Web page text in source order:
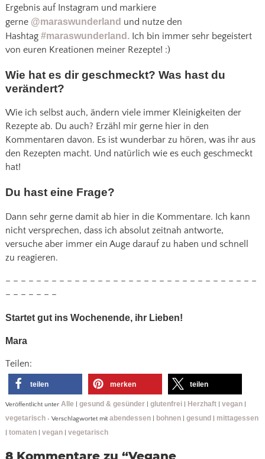
Ergebnis auf Instagram und markiere
gerne @maraswunderland und nutze den
Hashtag #maraswunderland.Ich bin immer sehr begeistert
von euren Kreationen meiner Rezepte! :)
Wie hat es dir geschmeckt? Was hast du
verändert?
Wie ich selbst auch, ändern viele immer Kleinigkeiten der
Rezepte ab. Du auch? Erzähl mir gerne hier in den
Kommentaren davon. Es ist wunderbar zu hören, was ihr aus
den Rezepten macht. Und natürlich wie es euch geschmeckt
hat!
Du hast eine Frage?
Dann sehr gerne damit ab hier in die Kommentare. Ich kann
nicht versprechen, dass ich absolut zeitnah antworte,
versuche aber immer ein Auge darauf zu haben und schnell
zu reagieren.
– – – – – – – – – – – – – – – – – – – – – – – – – – – – – – – – –
– – – – – – –
Startet gut ins Wochenende, ihr Lieben!
Mara
Teilen:
teilen merken teilen
Veröffentlicht unter Alle gesund & gesünder| glutenfrei| Herzhaft| vegan|
vegetarisch• Verschlagwortet mit abendessen| bohnen| gesund mittagessen
tomaten| vegan| vegetarisch